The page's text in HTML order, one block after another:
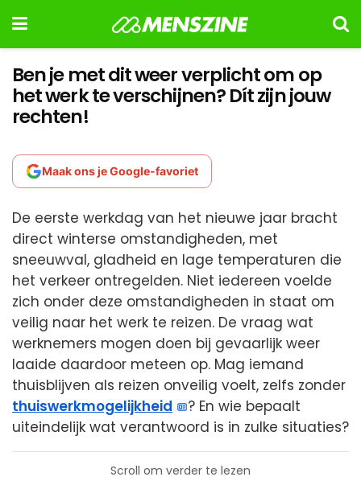
Ben je met dit weer verplicht om op
het werk te verschijnen? Dít zijn jouw
rechten!
Maak ons je Google-favoriet
De eerste werkdag van het nieuwe jaar bracht
direct winterse omstandigheden, met
sneeuwval, gladheid en lage temperaturen die
het verkeer ontregelden. Niet iedereen voelde
zich onder deze omstandigheden in staat om
veilig naar het werk te reizen. De vraag wat
werknemers mogen doen bij gevaarlijk weer
laaide daardoor meteen op. Mag iemand
thuisblijven als reizen onveilig voelt, zelfs zonder
thuiswerkmogelijkheid
? En wie bepaalt
uiteindelijk wat verantwoord is in zulke situaties?
Scroll om verder te lezen